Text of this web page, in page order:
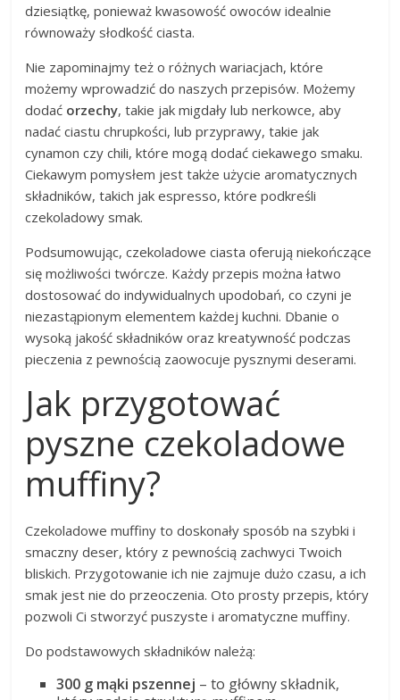
dziesiątkę, ponieważ kwasowość owoców idealnie
równoważy słodkość ciasta.
Nie zapominajmy też o różnych wariacjach, które
możemy wprowadzić do naszych przepisów. Możemy
dodać orzechy, takie jak migdały lub nerkowce, aby
nadać ciastu chrupkości, lub przyprawy, takie jak
cynamon czy chili, które mogą dodać ciekawego smaku.
Ciekawym pomysłem jest także użycie aromatycznych
składników, takich jak espresso, które podkreśli
czekoladowy smak.
Podsumowując, czekoladowe ciasta oferują niekończące
się możliwości twórcze. Każdy przepis można łatwo
dostosować do indywidualnych upodobań, co czyni je
niezastąpionym elementem każdej kuchni. Dbanie o
wysoką jakość składników oraz kreatywność podczas
pieczenia z pewnością zaowocuje pysznymi deserami.
Jak przygotować
pyszne czekoladowe
muffiny?
Czekoladowe muffiny to doskonały sposób na szybki i
smaczny deser, który z pewnością zachwyci Twoich
bliskich. Przygotowanie ich nie zajmuje dużo czasu, a ich
smak jest nie do przeoczenia. Oto prosty przepis, który
pozwoli Ci stworzyć puszyste i aromatyczne muffiny.
Do podstawowych składników należą:
300 g mąki pszennej – to główny składnik,